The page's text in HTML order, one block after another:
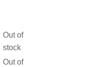
Out of
stock
Out of